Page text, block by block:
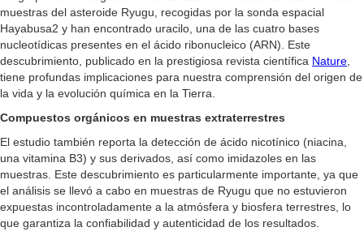
muestras del asteroide Ryugu, recogidas por la sonda espacial
Hayabusa2 y han encontrado uracilo, una de las cuatro bases
nucleotídicas presentes en el ácido ribonucleico (ARN). Este
descubrimiento, publicado en la prestigiosa revista científica Nature
tiene profundas implicaciones para nuestra comprensión del origen de
la vida y la evolución química en la Tierra.
Compuestos orgánicos en muestras extraterrestres
El estudio también reporta la detección de ácido nicotínico (niacina,
una vitamina B3) y sus derivados, así como imidazoles en las
muestras. Este descubrimiento es particularmente importante, ya que
el análisis se llevó a cabo en muestras de Ryugu que no estuvieron
expuestas incontroladamente a la atmósfera y biosfera terrestres, lo
que garantiza la confiabilidad y autenticidad de los resultados.